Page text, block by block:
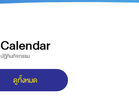
Calendar
ปฏิทินกิจกรรม
ดูทั้งหมด